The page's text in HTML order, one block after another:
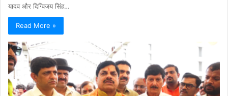
यादव और दिग्विजय सिंह…
Read More »